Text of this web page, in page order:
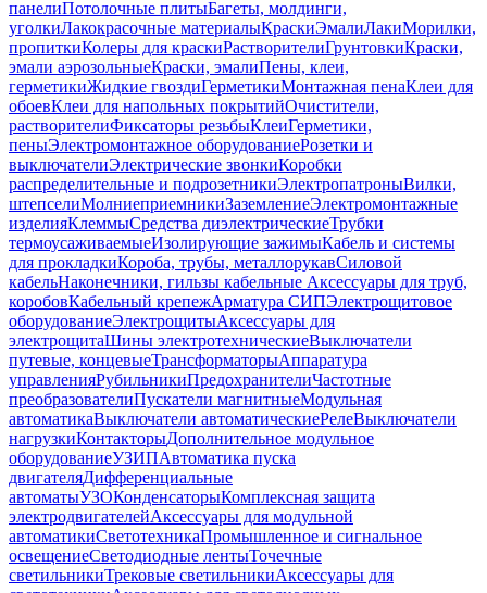
панелиПотолочные плитыБагеты, молдинги,
уголкиЛакокрасочные материалыКраскиЭмалиЛакиМорилки,
пропиткиКолеры для краскиРастворителиГрунтовкиКраски,
эмали аэрозольныеКраски, эмалиПены, клеи,
герметикиЖидкие гвоздиГерметикиМонтажная пенаКлеи для
обоевКлеи для напольных покрытийОчистители,
растворителиФиксаторы резьбыКлеиГерметики,
пеныЭлектромонтажное оборудованиеРозетки и
выключателиЭлектрические звонкиКоробки
распределительные и подрозетникиЭлектропатроныВилки,
штепселиМолниеприемникиЗаземлениеЭлектромонтажные
изделияКлеммыСредства диэлектрическиеТрубки
термоусаживаемыеИзолирующие зажимыКабель и системы
для прокладкиКороба, трубы, металлорукавСиловой
кабельНаконечники, гильзы кабельные Аксессуары для труб,
коробовКабельный крепежАрматура СИПЭлектрощитовое
оборудованиеЭлектрощитыАксессуары для
электрощитаШины электротехническиеВыключатели
путевые, концевыеТрансформаторыАппаратура
управленияРубильникиПредохранителиЧастотные
преобразователиПускатели магнитныеМодульная
автоматикаВыключатели автоматическиеРелеВыключатели
нагрузкиКонтакторыДополнительное модульное
оборудованиеУЗИПАвтоматика пуска
двигателяДифференциальные
автоматыУЗОКонденсаторыКомплексная защита
электродвигателейАксессуары для модульной
автоматикиСветотехникаПромышленное и сигнальное
освещениеСветодиодные лентыТочечные
светильникиТрековые светильникиАксессуары для